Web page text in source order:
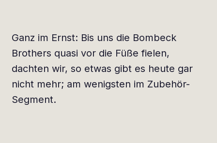
Ganz im Ernst: Bis uns die Bombeck
Brothers quasi vor die Füße fielen,
dachten wir, so etwas gibt es heute gar
nicht mehr; am wenigsten im Zubehör-
Segment.